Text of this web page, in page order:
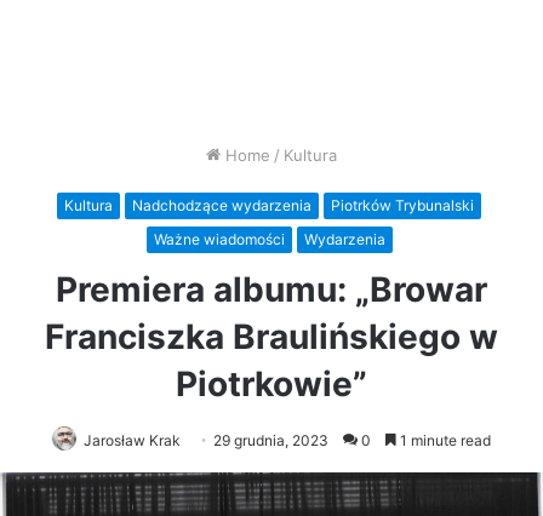
Home / Kultura
Kultura Nadchodzące wydarzenia
Piotrków Trybunalski
Ważne wiadomości
Wydarzenia
Premiera albumu: „Browar
Franciszka Braulińskiego w
Piotrkowie”
Jarosław Krak 29 grudnia, 2023 0 1 minute read